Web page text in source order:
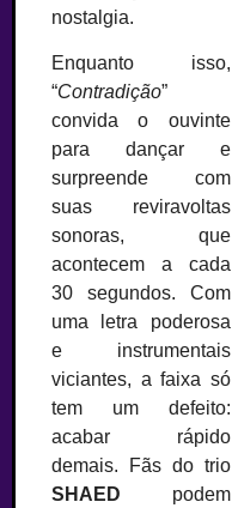
nostalgia.
Enquanto isso,
“Contradição”
convida o ouvinte
para dançar e
surpreende com
suas reviravoltas
sonoras, que
acontecem a cada
30 segundos. Com
uma letra poderosa
e instrumentais
viciantes, a faixa só
tem um defeito:
acabar rápido
demais. Fãs do trio
SHAED podem